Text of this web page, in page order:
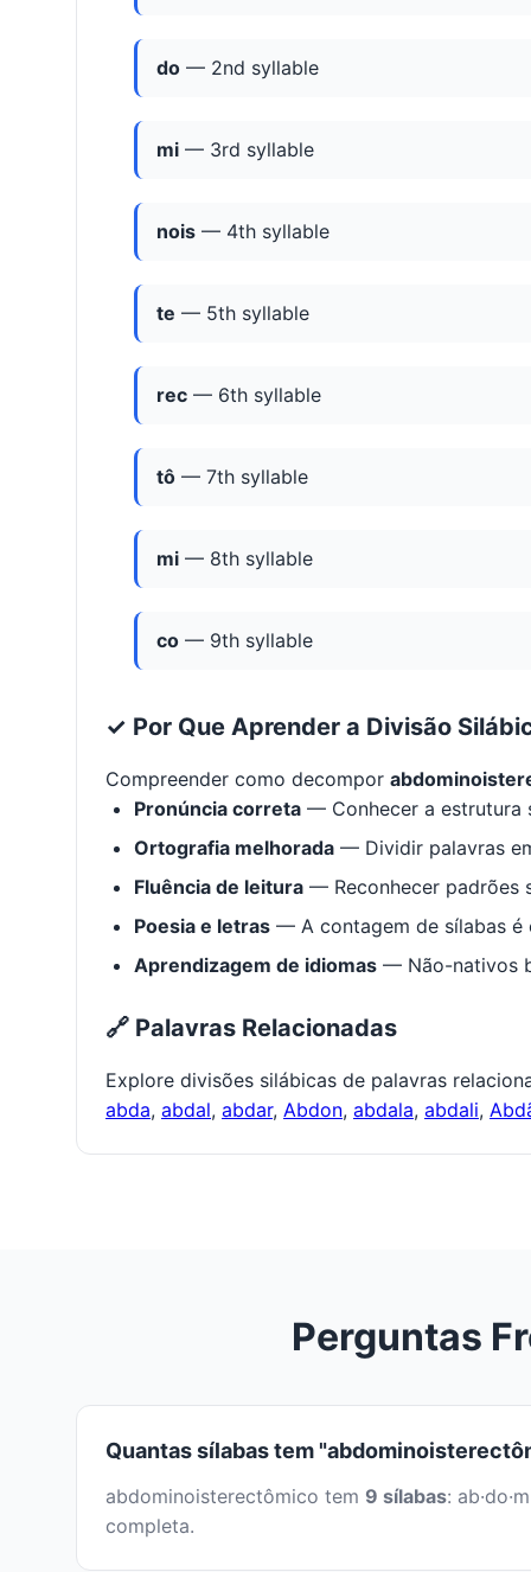
do — 2nd syllable
mi — 3rd syllable
nois — 4th syllable
te — 5th syllable
rec — 6th syllable
tô — 7th syllable
mi — 8th syllable
co — 9th syllable
✓ Por Que Aprender a Divisão
Compreender como decompor
Pronúncia correta — Conhecer a estrutura
Ortografia melhorada — Dividir palavras
Fluência de leitura — Reconhecer padrões
Poesia e letras — A contagem de sílabas é
Aprendizagem de idiomas — Não-nativos
🔗 Palavras Relacionadas
Explore divisões silábicas de palavras
abda, abdal, abdar, Abdon, abdala, abdali,
Perguntas
Quantas sílabas tem
abdominoisterectômico tem 9 sílabas:
completa.